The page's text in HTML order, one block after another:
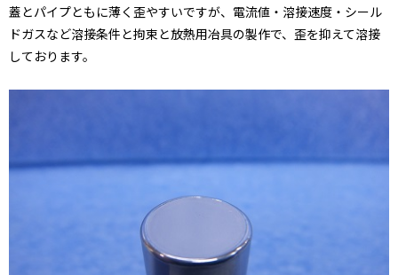
蓋とパイプともに薄く歪やすいですが、電流値・溶接速度・シール
ドガスなど溶接条件と拘束と放熱用冶具の製作で、歪を抑えて溶接
しております。